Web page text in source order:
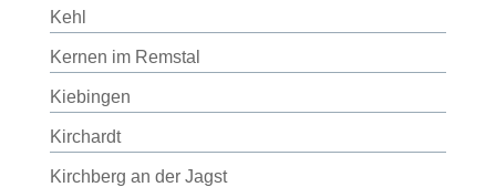
Kehl
Kernen im Remstal
Kiebingen
Kirchardt
Kirchberg an der Jagst